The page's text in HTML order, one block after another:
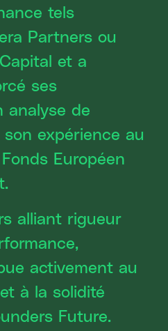
tels
Partners ou
et a
ses
analyse de
expérience au
Européen
alliant rigueur
activement au
à la solidité
Future.